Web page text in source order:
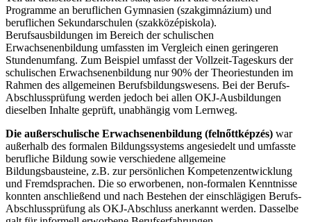
Programme an beruflichen Gymnasien (szakgimnázium) und
beruflichen Sekundarschulen (szakközépiskola).
Berufsausbildungen im Bereich der schulischen
Erwachsenenbildung umfassten im Vergleich einen geringeren
Stundenumfang. Zum Beispiel umfasst der Vollzeit-Tageskurs der
schulischen Erwachsenenbildung nur 90% der Theoriestunden im
Rahmen des allgemeinen Berufsbildungswesens. Bei der Berufs-
Abschlussprüfung werden jedoch bei allen OKJ-Ausbildungen
dieselben Inhalte geprüft, unabhängig vom Lernweg.
Die außerschulische Erwachsenenbildung (felnőttképzés) war
außerhalb des formalen Bildungssystems angesiedelt und umfasste
berufliche Bildung sowie verschiedene allgemeine
Bildungsbausteine, z.B. zur persönlichen Kompetenzentwicklung
und Fremdsprachen. Die so erworbenen, non-formalen Kenntnisse
konnten anschließend und nach Bestehen der einschlägigen Berufs-
Abschlussprüfung als OKJ-Abschluss anerkannt werden. Dasselbe